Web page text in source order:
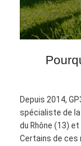
Depuis 2014,
spécialiste de
du Rhône (13)
Certains de ces